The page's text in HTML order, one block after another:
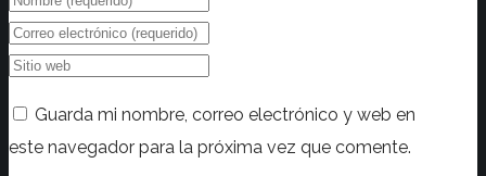
Guarda mi nombre, correo electrónico y web en
este navegador para la próxima vez que comente.